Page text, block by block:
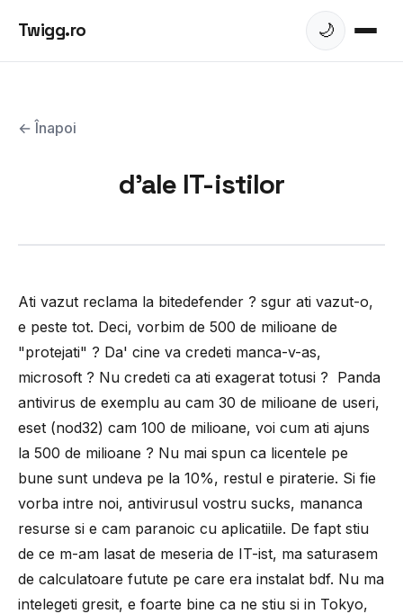
Twigg.ro 🌙
← Înapoi
d'ale IT-istilor
Ati vazut reclama la bitedefender ? sgur ati vazut-o,
e peste tot. Deci, vorbim de 500 de milioane de
"protejati" ? Da' cine va credeti manca-v-as,
microsoft ? Nu credeti ca ati exagerat totusi ? Panda
antivirus de exemplu au cam 30 de milioane de useri,
eset (nod32) cam 100 de milioane, voi cum ati ajuns
la 500 de milioane ? Nu mai spun ca licentele pe
bune sunt undeva pe la 10%, restul e piraterie. Si fie
vorba intre noi, antivirusul vostru sucks, mananca
resurse si e cam paranoic cu aplicatiile. De fapt stiu
de ce m-am lasat de meseria de IT-ist, ma saturasem
de calculatoare futute pe care era instalat bdf. Nu ma
intelegeti gresit, e foarte bine ca ne stiu si in Tokyo,